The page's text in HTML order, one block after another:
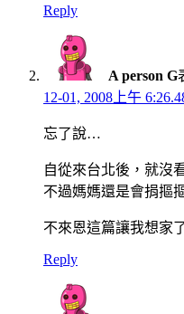
Reply
A person G
12-01, 2008上午
忘了說…
自從來台北後，就沒
不過媽媽還是會捐摳
不來恩這篇讓我想家
Reply